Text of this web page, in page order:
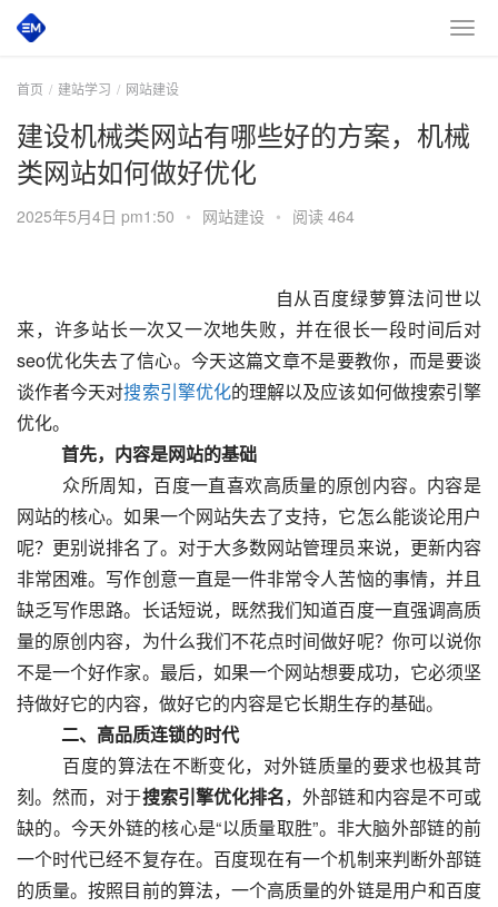
首页 建站学习 网站建设
建设机械类网站有哪些好的方案，机械
类网站如何做好优化
2025年5月4日 pm1:50 • 网站建设 • 阅读 464
来，许多站长一次又一次地失败，并在很长一段时间后对
seo优化失去了信心。今天这篇文章不是要教你，而是要谈
谈作者今天对搜索引擎优化的理解以及应该如何做搜索引擎
优化。
首先，内容是网站的基础
网站的核心。如果一个网站失去了支持，它怎么能谈论用户
呢？更别说排名了。对于大多数网站管理员来说，更新内容
非常困难。写作创意一直是一件非常令人苦恼的事情，并且
缺乏写作思路。长话短说，既然我们知道百度一直强调高质
量的原创内容，为什么我们不花点时间做好呢？你可以说你
不是一个好作家。最后，如果一个网站想要成功，它必须坚
持做好它的内容，做好它的内容是它长期生存的基础。
二、高品质连锁的时代
刻。然而，对于搜索引擎优化排名，外部链和内容是不可或
缺的。今天外链的核心是“以质量取胜”。非大脑外部链的前
一个时代已经不复存在。百度现在有一个机制来判断外部链
的质量。按照目前的算法，一个高质量的外链是用户和百度